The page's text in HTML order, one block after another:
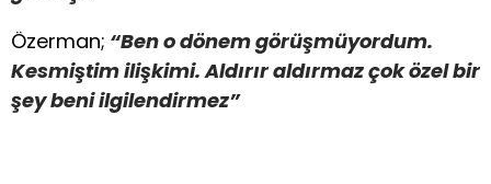
Özerman; “Ben o dönem görüşmüyordum.
Kesmiştim ilişkimi. Aldırır aldırmaz çok özel bir
şey beni ilgilendirmez”